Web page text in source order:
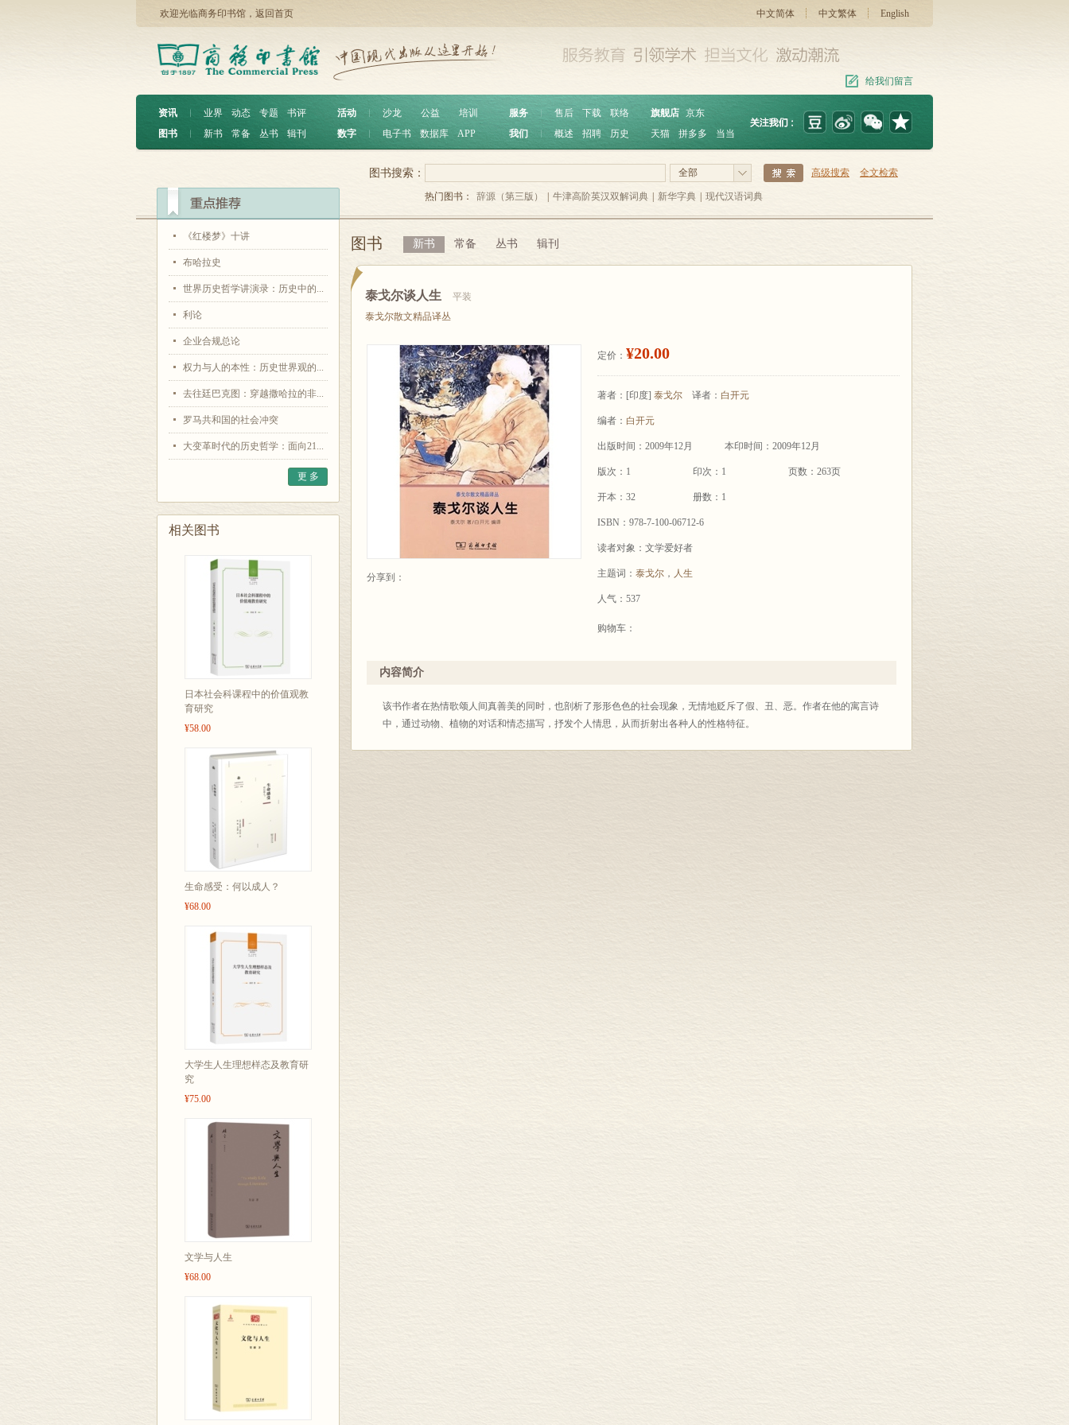
欢迎光临商务印书馆， 返回首页 中文简体 中文繁体 English
给我们留言
资讯 ︱ 业界 动态 专题
书评
图书
︱ 新书 常备 丛书 辑刊
活动 沙龙 公益
培训
数字
电子书 数据库 APP
服务 ︱ 售后 下载
联络
我们
概述 招聘 历史
旗舰店 京东
天猫
拼多多 当当
《红楼梦》十讲
布哈拉史
世界历史哲学讲演录：历史中的...
利论
企业合规总论
权力与人的本性：历史世界观的...
去往廷巴克图：穿越撒哈拉的非...
罗马共和国的社会冲突
大变革时代的历史哲学：面向21...
更 多
相关图书
日本社会科课程中的价值观教
育研究
¥58.00
生命感受：何以成人？
¥68.00
大学生人生理想样态及教育研
究
¥75.00
文学与人生
¥68.00
全部 高级搜索 全文检索
图书搜索：
热门图书： 辞源（第三版） 牛津高阶英汉双解词典 新华字典 现代汉语词典
图书 新书 常备 丛书 辑刊
泰戈尔谈人生
平装
泰戈尔散文精品译丛
分享到：
定价： ¥20.00
著者： [印度] 泰戈尔 译者： 白开元
编者： 白开元
出版时间：2009年12月 本印时间：2009年12月
版次：1 印次：1 页数：263页
开本：32 册数：1
ISBN：978-7-100-06712-6
读者对象：文学爱好者
主题词： 泰戈尔 ， 人生
人气：537
购物车：
内容简介
该书作者在热情歌颂人间真善美的同时，也剖析了形形色色的社会现象，无情地贬斥了假、丑、恶。作者在他的寓言诗
中，通过动物、植物的对话和情态描写，抒发个人情思，从而折射出各种人的性格特征。